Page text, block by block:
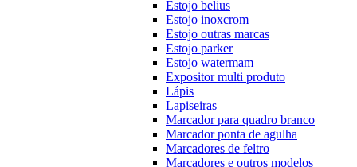
Estojo belius
Estojo inoxcrom
Estojo outras marcas
Estojo parker
Estojo watermam
Expositor multi produto
Lápis
Lapiseiras
Marcador para quadro branco
Marcador ponta de agulha
Marcadores de feltro
Marcadores e outros modelos